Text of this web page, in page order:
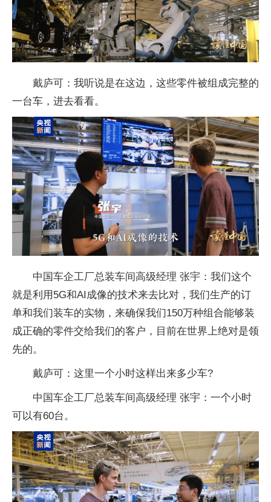
戴庐可：我听说是在这边，这些零件被组成完整的
一台车，进去看看。
中国车企工厂总装车间高级经理 张宇：我们这个
就是利用5G和AI成像的技术来去比对，我们生产的订
单和我们装车的实物，来确保我们150万种组合能够装
成正确的零件交给我们的客户，目前在世界上绝对是领
先的。
戴庐可：这里一个小时这样出来多少车?
中国车企工厂总装车间高级经理 张宇：一个小时
可以有60台。